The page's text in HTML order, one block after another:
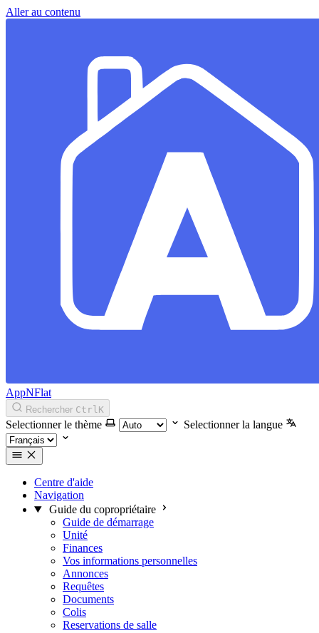
Aller au contenu
AppNFlat
Rechercher CtrlK
Selectionner le thème Selectionner la langue
Centre d'aide
Navigation
Guide du copropriétaire
Guide de démarrage
Unité
Finances
Vos informations personnelles
Annonces
Requêtes
Documents
Colis
Reservations de salle